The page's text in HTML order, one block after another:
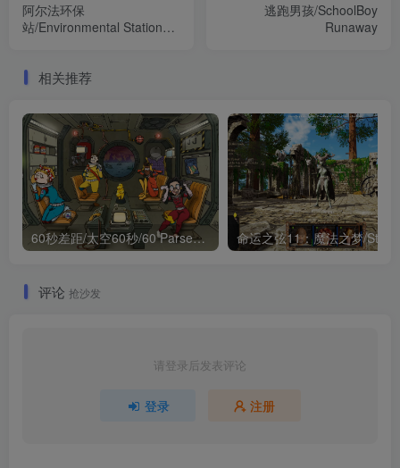
阿尔法环保
站/Environmental Station
逃跑男孩/SchoolBoy
Runaway
相关推荐
60秒差距/太空60秒/60 Parsecs! 版本更新
评论 抢沙发
请登录后发表评论
登录 注册